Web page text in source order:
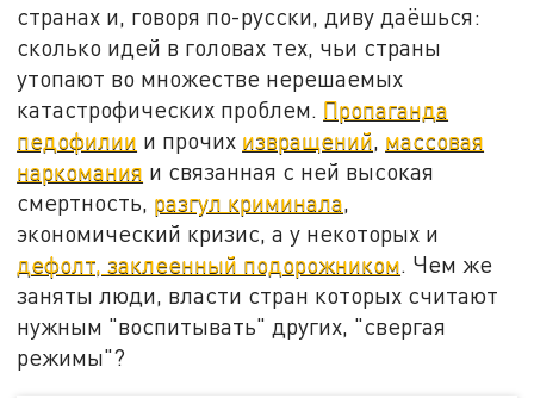
странах и, говоря по-русски, диву даёшься:
сколько идей в головах тех, чьи страны
утопают во множестве нерешаемых
катастрофических проблем. Пропаганда
педофилии и прочих извращений, массовая
наркомания и связанная с ней высокая
смертность, разгул криминала,
экономический кризис, а у некоторых и
дефолт, заклеенный подорожником. Чем же
заняты люди, власти стран которых считают
нужным "воспитывать" других, "свергая
режимы"?